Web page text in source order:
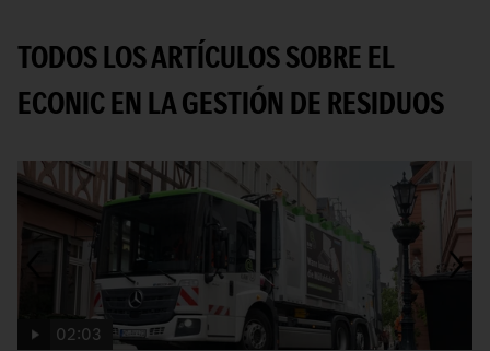
TODOS LOS ARTÍCULOS SOBRE EL
ECONIC EN LA GESTIÓN DE RESIDUOS
02:03